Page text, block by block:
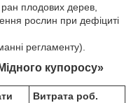
плодових дерев,
рослин при дефіциті
регламенту).
купоросу»
Витрата роб.